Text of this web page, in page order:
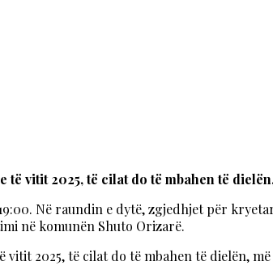
vitit 2025, të cilat do të mbahen të
Në raundin e dytë, zgjedhjet për
në komunën Shuto Orizarë.
2025, të cilat do të mbahen të dielën,